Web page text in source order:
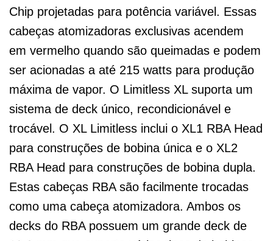
Chip projetadas para potência variável. Essas
cabeças atomizadoras exclusivas acendem
em vermelho quando são queimadas e podem
ser acionadas a até 215 watts para produção
máxima de vapor. O Limitless XL suporta um
sistema de deck único, recondicionável e
trocável. O XL Limitless inclui o XL1 RBA Head
para construções de bobina única e o XL2
RBA Head para construções de bobina dupla.
Estas cabeças RBA são facilmente trocadas
como uma cabeça atomizadora. Ambos os
decks do RBA possuem um grande deck de